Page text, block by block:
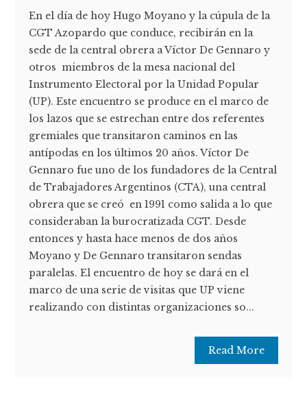
En el día de hoy Hugo Moyano y la cúpula de la
CGT Azopardo que conduce, recibirán en la
sede de la central obrera a Víctor De Gennaro y
otros miembros de la mesa nacional del
Instrumento Electoral por la Unidad Popular
(UP). Este encuentro se produce en el marco de
los lazos que se estrechan entre dos referentes
gremiales que transitaron caminos en las
antípodas en los últimos 20 años. Víctor De
Gennaro fue uno de los fundadores de la Central
de Trabajadores Argentinos (CTA), una central
obrera que se creó en 1991 como salida a lo que
consideraban la burocratizada CGT. Desde
entonces y hasta hace menos de dos años
Moyano y De Gennaro transitaron sendas
paralelas. El encuentro de hoy se dará en el
marco de una serie de visitas que UP viene
realizando con distintas organizaciones so...
Read More